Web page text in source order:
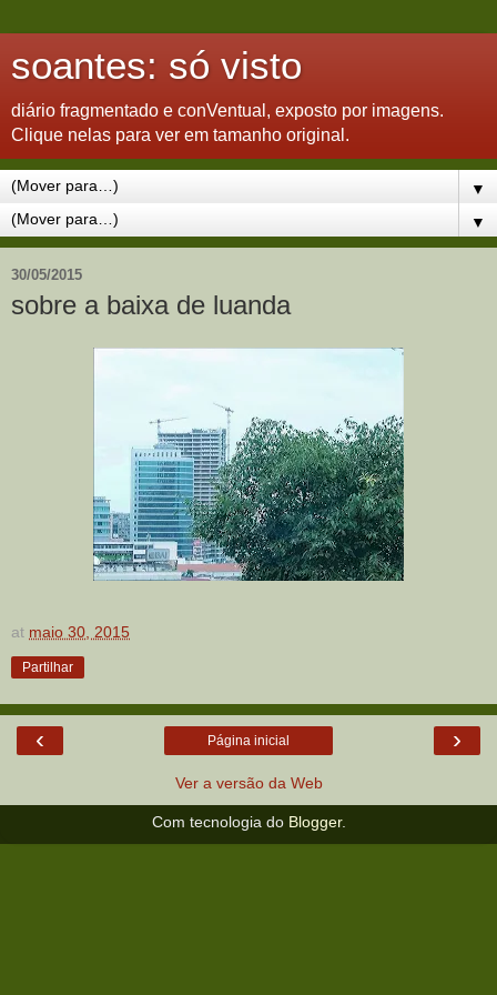
soantes: só visto
diário fragmentado e conVentual, exposto por imagens.
Clique nelas para ver em tamanho original.
▼
▼
30/05/2015
sobre a baixa de luanda
at maio 30, 2015
Partilhar
‹ ›
Página inicial
Ver a versão da Web
Com tecnologia do Blogger.